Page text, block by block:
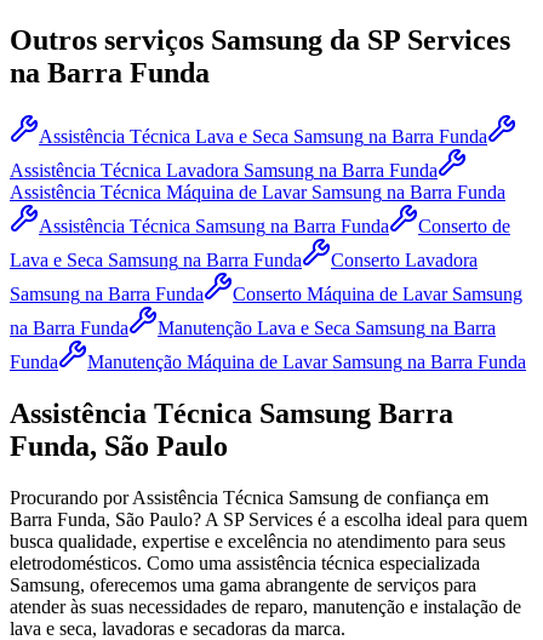
Outros serviços Samsung da SP Services
na Barra Funda
Assistência Técnica Lava e Seca Samsung na Barra Funda
Assistência Técnica Lavadora Samsung na Barra Funda
Assistência Técnica Máquina de Lavar Samsung na Barra Funda
Assistência Técnica Samsung na Barra Funda
Conserto de
Lava e Seca Samsung na Barra Funda
Conserto Lavadora
Samsung na Barra Funda
Conserto Máquina de Lavar Samsung
na Barra Funda
Manutenção Lava e Seca Samsung na Barra
Funda
Manutenção Máquina de Lavar Samsung na Barra Funda
Assistência Técnica Samsung Barra
Funda, São Paulo
Procurando por Assistência Técnica Samsung de confiança em
Barra Funda, São Paulo? A SP Services é a escolha ideal para quem
busca qualidade, expertise e excelência no atendimento para seus
eletrodomésticos. Como uma assistência técnica especializada
Samsung, oferecemos uma gama abrangente de serviços para
atender às suas necessidades de reparo, manutenção e instalação de
lava e seca, lavadoras e secadoras da marca.